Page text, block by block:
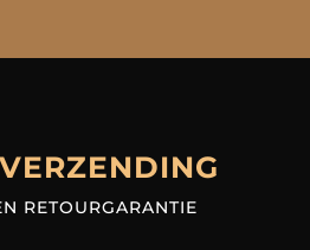
RETOURGARANTIE